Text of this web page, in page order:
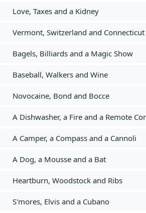
Love, Taxes and a Kidney
Vermont, Switzerland and Connecticut
Bagels, Billiards and a Magic Show
Baseball, Walkers and Wine
Novocaine, Bond and Bocce
A Dishwasher, a Fire and a Remote
A Camper, a Compass and a Cannoli
A Dog, a Mousse and a Bat
Heartburn, Woodstock and Ribs
S'mores, Elvis and a Cubano